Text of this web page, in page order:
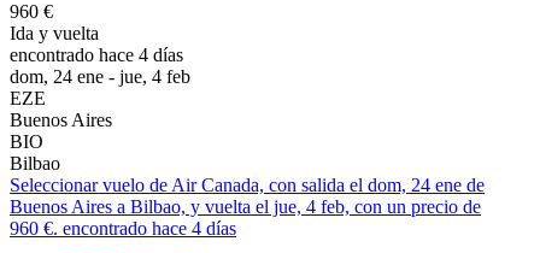
960 €
Ida y vuelta
encontrado hace 4 días
dom, 24 ene - jue, 4 feb
EZE
Buenos Aires
BIO
Bilbao
Seleccionar vuelo de Air Canada, con salida el dom, 24 ene de
Buenos Aires a Bilbao, y vuelta el jue, 4 feb, con un precio de
960 €. encontrado hace 4 días